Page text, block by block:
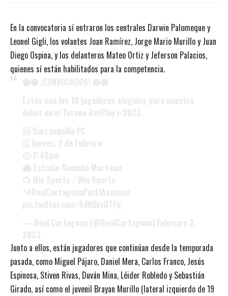
En la convocatoria sí entraron los centrales Darwin Palomeque y
Leonel Gigli, los volantes Joan Ramírez, Jorge Mario Murillo y Juan
Diego Ospina, y los delanteros Mateo Ortiz y Jeferson Palacios,
quienes sí están habilitados para la competencia.
Junto a ellos, están jugadores que continúan desde la temporada
pasada, como Miguel Pájaro, Daniel Mera, Carlos Franco, Jesús
Espinosa, Stiven Rivas, Duván Mina, Léider Robledo y Sebastián
Girado, así como el juvenil Brayan Murillo (lateral izquierdo de 19